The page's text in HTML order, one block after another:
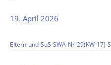
19. April 2026
Eltern-und-SuS-SWA-Nr-29(KW-17)-